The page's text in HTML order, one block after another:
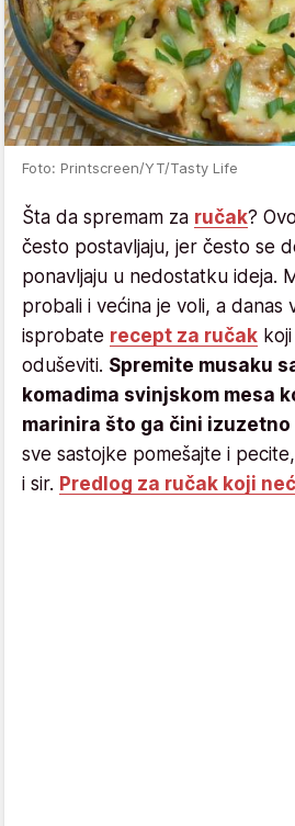
Foto: Printscreen/YT/Tasty Life
Šta da spremam za ručak?
često postavljaju, jer često se
ponavljaju u nedostatku ideja.
probali i većina je voli, a danas
isprobate recept za ručak
oduševiti. Spremite musaku
komadima svinjskom mesa
marinira što ga čini izuzetno
sve sastojke pomešajte i
i sir. Predlog za ručak koji